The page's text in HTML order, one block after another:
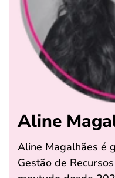
Aline
Aline Magalhães é
Gestão de